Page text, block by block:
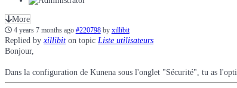
More
4 years 7 months ago #220798 by xillibit
Replied by xillibit on topic Liste utilisateurs
Bonjour,
Dans la configuration de Kunena sous l'onglet "Sécurité", tu as